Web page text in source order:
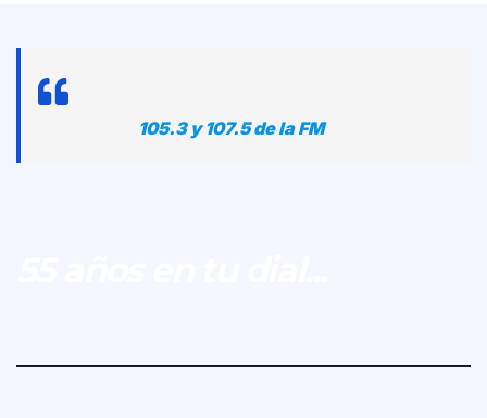
105.3 y 107.5 de la FM